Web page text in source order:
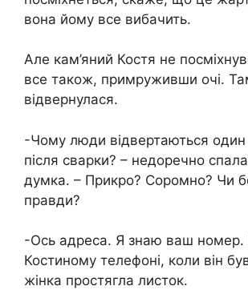
вона йому все вибачить.
Але кам’яний Костя не
все також, примруживши очі.
відвернулася.
-Чому люди відвертаються один
після сварки? – недоречно
думка. – Прикро? Соромно? Чи
правди?
-Ось адреса. Я знаю ваш номер.
Костиному телефоні, коли він
жінка простягла листок.